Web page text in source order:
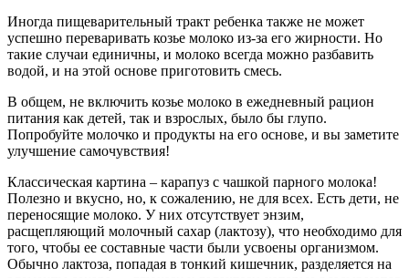
Иногда пищеварительный тракт ребенка также не может
успешно переваривать козье молоко из-за его жирности. Но
такие случаи единичны, и молоко всегда можно разбавить
водой, и на этой основе приготовить смесь.
В общем, не включить козье молоко в ежедневный рацион
питания как детей, так и взрослых, было бы глупо.
Попробуйте молочко и продукты на его основе, и вы заметите
улучшение самочувствия!
Классическая картина – карапуз с чашкой парного молока!
Полезно и вкусно, но, к сожалению, не для всех. Есть дети, не
переносящие молоко. У них отсутствует энзим,
расщепляющий молочный сахар (лактозу), что необходимо для
того, чтобы ее составные части были усвоены организмом.
Обычно лактоза, попадая в тонкий кишечник, разделяется на